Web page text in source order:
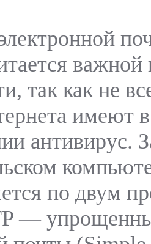
важной
так как не
имеют
антивирус.
по двум
—